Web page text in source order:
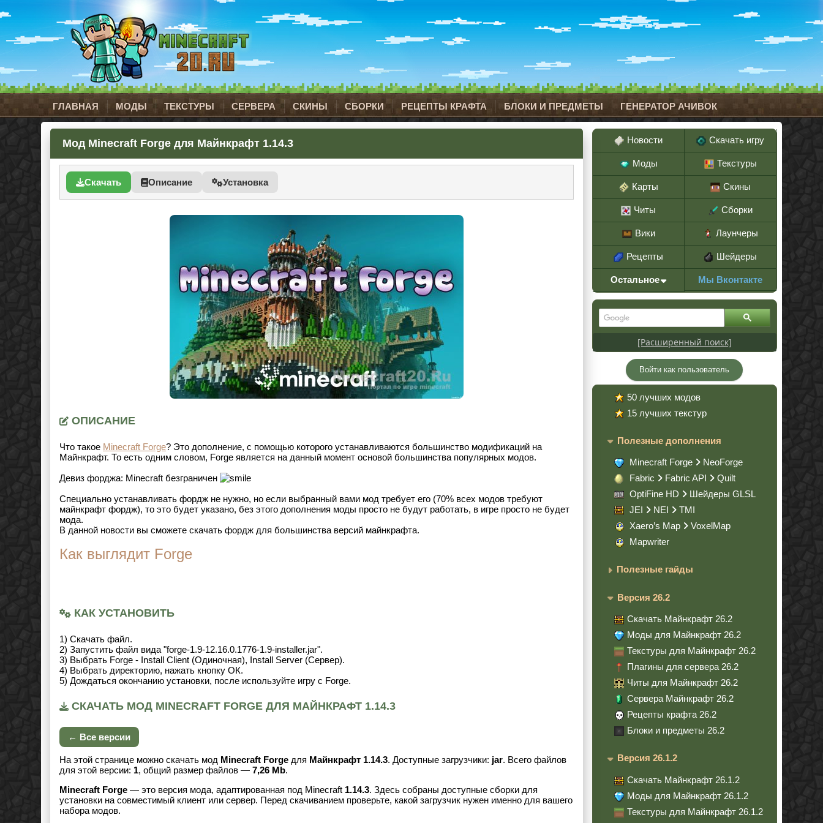
ГЛАВНАЯ МОДЫ ТЕКСТУРЫ СЕРВЕРА СКИНЫ СБОРКИ РЕЦЕПТЫ КРАФТА БЛОКИ И ПРЕДМЕТЫ ГЕНЕРАТОР АЧИВОК
Мод Minecraft Forge для Майнкрафт 1.14.3
Скачать Описание Установка
ОПИСАНИЕ
Что такое Minecraft Forge? Это дополнение, с помощью которого устанавливаются большинство модификаций на
Майнкрафт. То есть одним словом, Forge является на данный момент основой большинства популярных модов.
Девиз форджа: Minecraft безграничен
Специально устанавливать фордж не нужно, но если выбранный вами мод требует его (70% всех модов требуют
майнкрафт фордж), то это будет указано, без этого дополнения моды просто не будут работать, в игре просто не будет
мода.
В данной новости вы сможете скачать фордж для большинства версий майнкрафта.
Как выглядит Forge
КАК УСТАНОВИТЬ
1) Скачать файл.
2) Запустить файл вида "forge-1.9-12.16.0.1776-1.9-installer.jar".
3) Выбрать Forge - Install Client (Одиночная), Install Server (Сервер).
4) Выбрать директорию, нажать кнопку ОК.
5) Дождаться окончанию установки, после используйте игру с Forge.
СКАЧАТЬ МОД MINECRAFT FORGE ДЛЯ МАЙНКРАФТ 1.14.3
← Все версии
На этой странице можно скачать мод Minecraft Forge для Майнкрафт 1.14.3. Доступные загрузчики: jar. Всего файлов
для этой версии: 1, общий размер файлов — 7,26 Mb.
Minecraft Forge — это версия мода, адаптированная под Minecraft 1.14.3. Здесь собраны доступные сборки для
установки на совместимый клиент или сервер. Перед скачиванием проверьте, какой загрузчик нужен именно для вашего
набора модов.
Новости Скачать игру
Моды Текстуры
Карты Скины
Читы Сборки
Вики Лаунчеры
Рецепты Шейдеры
Остальное Мы Вконтакте
[Расширенный поиск]
Войти как пользователь
50 лучших модов
15 лучших текстур
Полезные дополнения
Minecraft Forge
NeoForge
Fabric
Fabric API
Quilt
OptiFine HD
Шейдеры GLSL
JEI
NEI
TMI
Xaero’s Map
VoxelMap
Mapwriter
Полезные гайды
Версия 26.2
Скачать Майнкрафт 26.2
Моды для Майнкрафт 26.2
Текстуры для Майнкрафт 26.2
Плагины для сервера 26.2
Читы для Майнкрафт 26.2
Сервера Майнкрафт 26.2
Рецепты крафта 26.2
Блоки и предметы 26.2
Версия 26.1.2
Скачать Майнкрафт 26.1.2
Моды для Майнкрафт 26.1.2
Текстуры для Майнкрафт 26.1.2